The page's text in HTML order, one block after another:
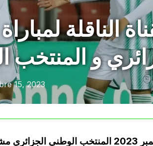
العالم 2026 : القناة
و المنتخب
15, 2023
يستهل اليوم الخميس 16 نوفمبر 2023 المنتخب